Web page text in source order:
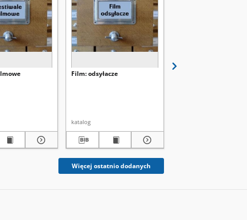
Film: odsyłacze
katalog
Więcej ostatnio dodanych